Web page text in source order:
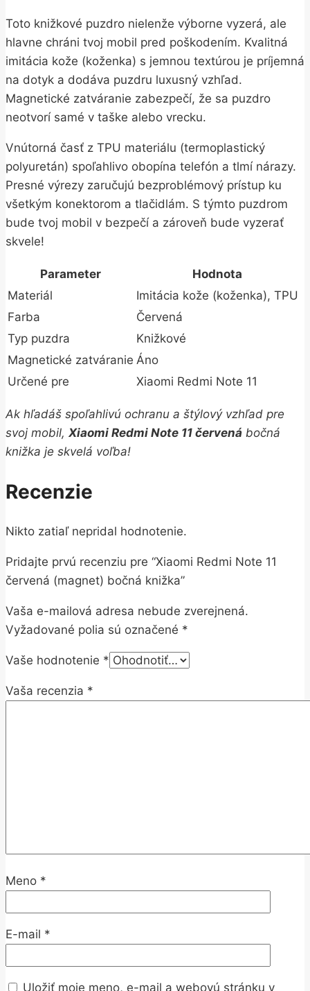
Toto knižkové puzdro nielenže výborne vyzerá, ale
hlavne chráni tvoj mobil pred poškodením. Kvalitná
imitácia kože (koženka) s jemnou textúrou je príjemná
na dotyk a dodáva puzdru luxusný vzhľad.
Magnetické zatváranie zabezpečí, že sa puzdro
neotvorí samé v taške alebo vrecku.
Vnútorná časť z TPU materiálu (termoplastický
polyuretán) spoľahlivo obopína telefón a tlmí nárazy.
Presné výrezy zaručujú bezproblémový prístup ku
všetkým konektorom a tlačidlám. S týmto puzdrom
bude tvoj mobil v bezpečí a zároveň bude vyzerať
skvele!
Parameter
Hodnota
Materiál
Imitácia kože (koženka), TPU
Farba
Červená
Typ puzdra
Knižkové
Magnetické zatváranie Áno
Určené pre
Xiaomi Redmi Note 11
Ak hľadáš spoľahlivú ochranu a štýlový vzhľad pre
svoj mobil, Xiaomi Redmi Note 11 červená bočná
knižka je skvelá voľba!
Recenzie
Nikto zatiaľ nepridal hodnotenie.
Pridajte prvú recenziu pre “Xiaomi Redmi Note 11
červená (magnet) bočná knižka”
Vaša e-mailová adresa nebude zverejnená.
Vyžadované polia sú označené *
Vaše hodnotenie *
Vaša recenzia *
Meno *
E-mail *
Uložiť moje meno, e-mail a webovú stránku v